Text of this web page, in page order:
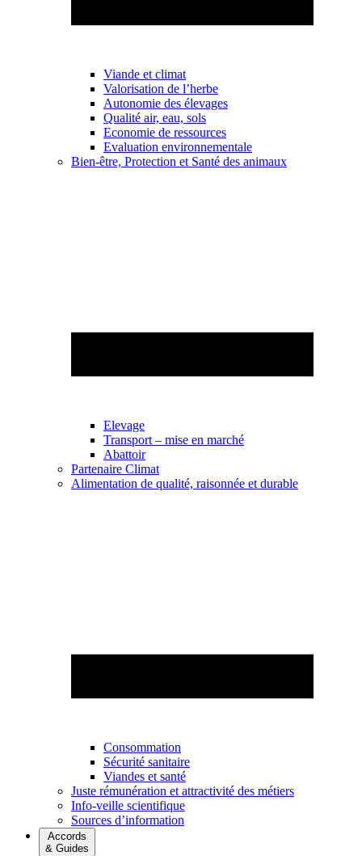
Viande et climat
Valorisation de l’herbe
Autonomie des élevages
Qualité air, eau, sols
Economie de ressources
Evaluation environnementale
Bien-être, Protection et Santé des animaux
Elevage
Transport – mise en marché
Abattoir
Partenaire Climat
Alimentation de qualité, raisonnée et durable
Consommation
Sécurité sanitaire
Viandes et santé
Juste rémunération et attractivité des métiers
Info-veille scientifique
Sources d’information
Accords
& Guides